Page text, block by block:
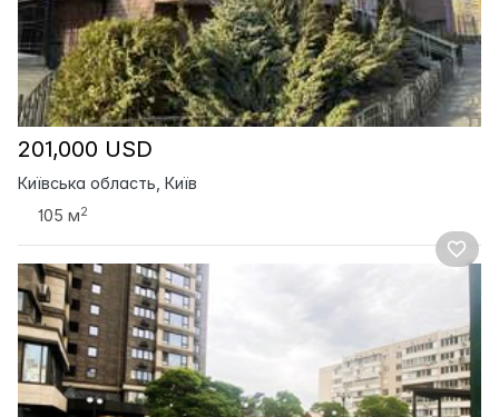
201,000 USD
Київська область, Київ
105 м2